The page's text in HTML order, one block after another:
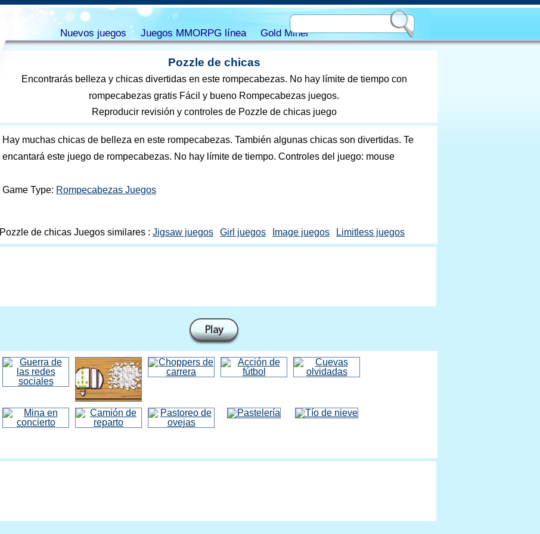
Pozzle de chicas
Encontrarás belleza y chicas divertidas en este rompecabezas. No hay límite de tiempo con
rompecabezas gratis Fácil y bueno Rompecabezas juegos.
Reproducir revisión y controles de Pozzle de chicas juego
Hay muchas chicas de belleza en este rompecabezas. También algunas chicas son divertidas. Te
encantará este juego de rompecabezas. No hay límite de tiempo. Controles del juego: mouse
Game Type: Rompecabezas Juegos
Pozzle de chicas Juegos similares : Jigsaw juegos Girl juegos Image juegos Limitless juegos
Nuevos juegos Juegos MMORPG línea Gold Miner